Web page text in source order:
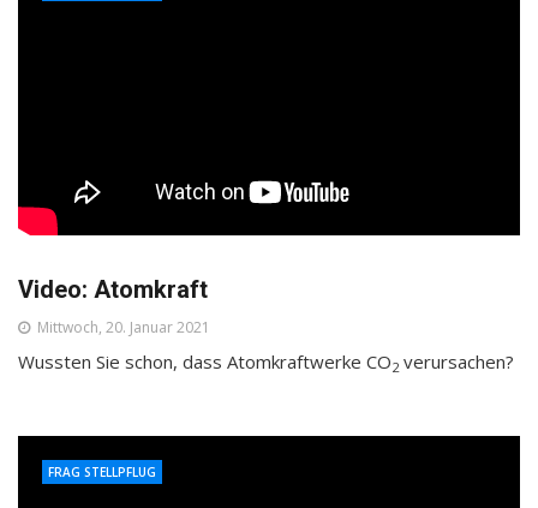
Video: Atomkraft
Mittwoch, 20. Januar 2021
Wussten Sie schon, dass Atomkraftwerke CO2 verursachen?
FRAG STELLPFLUG